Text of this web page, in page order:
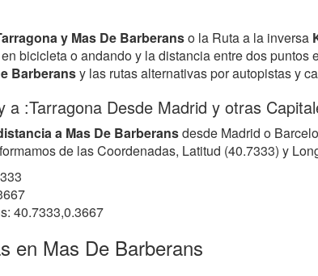
y Mas De Barberanso la Ruta a la inversa
bicicleta o andando y la distancia entre dos
Barberansy las rutas alternativas por autopistas y
a :Tarragona Desde Madrid y otras
a Mas De Barberansdesde Madrid o
de las Coordenadas, Latitud (40.7333) y
40.7333,0.3667
en Mas De Barberans